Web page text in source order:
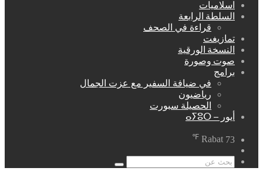
اسلاميات
السلطة الرابعة
قراءة في الصحف
تمازيغت
النسخة الورقية
صوت وصورة
برامج
في ضيافة السفير مع عزت الجمال
رياضيون
الحصيلة سبورت
أيور – ⴰⵢⵓⵔ
Rabat 73
℉
عشوائي
بحث